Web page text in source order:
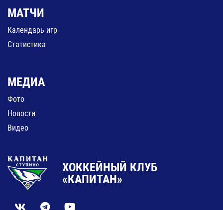
МАТЧИ
Календарь игр
Статистика
МЕДИА
Фото
Новости
Видео
ХОККЕЙНЫЙ КЛУБ
«КАПИТАН»